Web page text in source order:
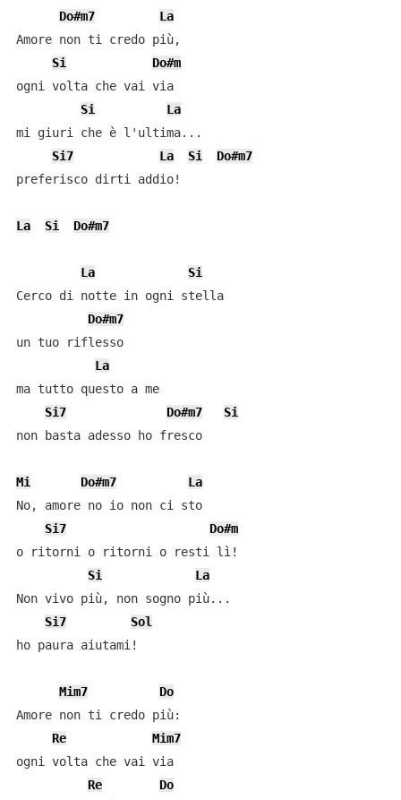
Do#m7
La
Amore non ti credo più,
Si
Do#m
ogni volta che vai via
Si
La
mi giuri che è l'ultima...
Si7
La Si
Do#m7
preferisco dirti addio!
La Si Do#m7
La
Si
Cerco di notte in ogni stella
Do#m7
un tuo riflesso
La
ma tutto questo a me
Si7
Do#m7
Si
non basta adesso ho fresco
Mi Do#m7
La
No, amore no io non ci sto
Si7
Do#m
o ritorni o ritorni o resti lì!
Si
La
Non vivo più, non sogno più...
Si7
Sol
ho paura aiutami!
Mim7
Do
Amore non ti credo più:
Re
Mim7
ogni volta che vai via
Re
Do